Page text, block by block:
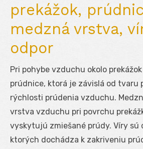
prekážok,
medzná vrstva,
odpor
Pri pohybe vzduchu okolo
prúdnice, ktorá je závislá od tvaru
rýchlosti prúdenia vzduchu.
vrstva vzduchu pri povrchu
vyskytujú zmiešané prúdy. Víry sú
ktorých dochádza k zakriveniu